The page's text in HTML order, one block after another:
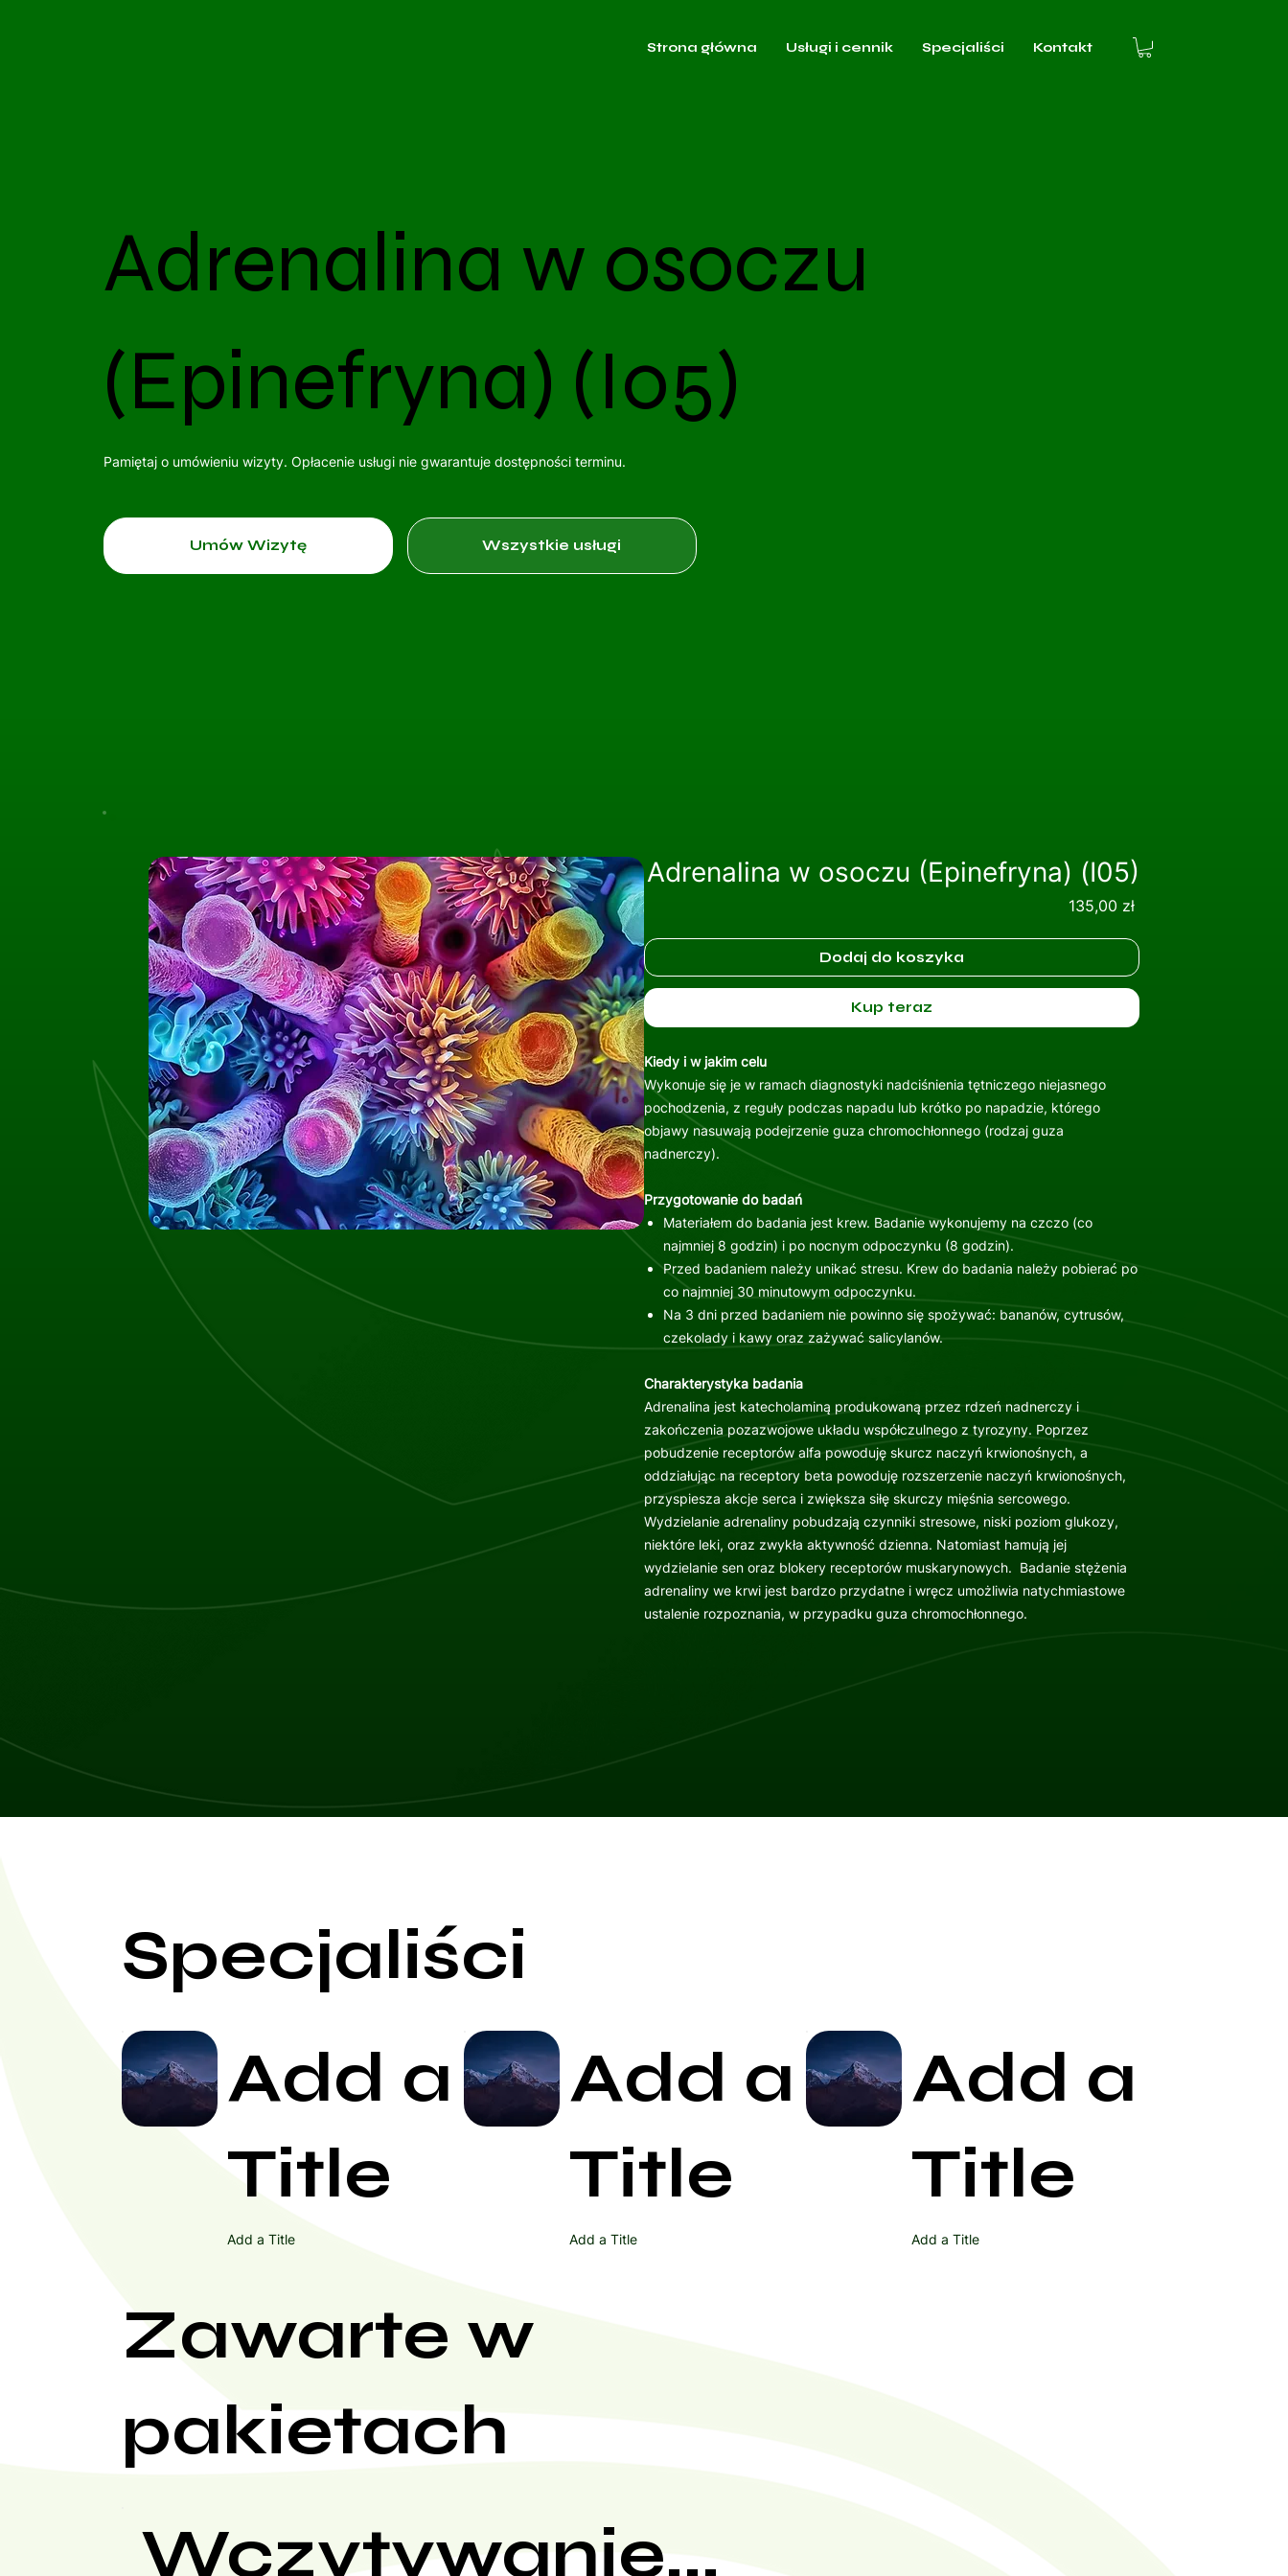
Strona główna Usługi i cennik Specjaliści Kontakt
Adrenalina w osoczu
(Epinefryna) (I05)
Pamiętaj o umówieniu wizyty. Opłacenie usługi nie gwarantuje dostępności terminu.
Umów Wizytę Wszystkie usługi
Adrenalina w osoczu (Epinefryna) (I05)
135,00 złCena
Dodaj do koszyka
Kup teraz
Kiedy i w jakim celu
Wykonuje się je w ramach diagnostyki nadciśnienia tętniczego niejasnego
pochodzenia, z reguły podczas napadu lub krótko po napadzie, którego
objawy nasuwają podejrzenie guza chromochłonnego (rodzaj guza
nadnerczy).
Przygotowanie do badań
Materiałem do badania jest krew. Badanie wykonujemy na czczo (co
najmniej 8 godzin) i po nocnym odpoczynku (8 godzin).
Przed badaniem należy unikać stresu. Krew do badania należy pobierać po
co najmniej 30 minutowym odpoczynku.
Na 3 dni przed badaniem nie powinno się spożywać: bananów, cytrusów,
czekolady i kawy oraz zażywać salicylanów.
Charakterystyka badania
Adrenalina jest katecholaminą produkowaną przez rdzeń nadnerczy i
zakończenia pozazwojowe układu współczulnego z tyrozyny. Poprzez
pobudzenie receptorów alfa powoduję skurcz naczyń krwionośnych, a
oddziałując na receptory beta powoduję rozszerzenie naczyń krwionośnych,
przyspiesza akcje serca i zwiększa siłę skurczy mięśnia sercowego.
Wydzielanie adrenaliny pobudzają czynniki stresowe, niski poziom glukozy,
niektóre leki, oraz zwykła aktywność dzienna. Natomiast hamują jej
wydzielanie sen oraz blokery receptorów muskarynowych. Badanie stężenia
adrenaliny we krwi jest bardzo przydatne i wręcz umożliwia natychmiastowe
ustalenie rozpoznania, w przypadku guza chromochłonnego.
Specjaliści
Add a
Title
Add a Title
Add a
Title
Add a Title
Add a
Title
Add a Title
Zawarte w
pakietach
Wczytywanie...